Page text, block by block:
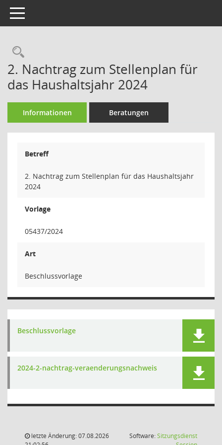
Toggle navigation
Rechercheauswahl
2. Nachtrag zum Stellenplan für
das Haushaltsjahr 2024
Informationen Beratungen
Betreff
2. Nachtrag zum Stellenplan für das Haushaltsjahr
2024
Vorlage
05437/2024
Art
Beschlussvorlage
Beschlussvorlage
2024-2-nachtrag-veraenderungsnachweis
letzte Änderung: 07.08.2026
Software:Sitzungsdienst